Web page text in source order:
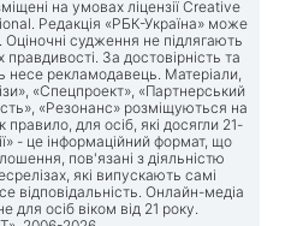
на умовах ліцензії Creative
Редакція «РБК-Україна» може
Оціночні судження не підлягають
За достовірність та
несе рекламодавець. Матеріали,
«Спецпроект», «Партнерський
«Резонанс» розміщуються на
правило, для осіб, які досягли 21-
- це інформаційний формат, що
пов'язані з діяльністю
які випускають самі
відповідальність. Онлайн-медіа
для осіб віком від 21 року.